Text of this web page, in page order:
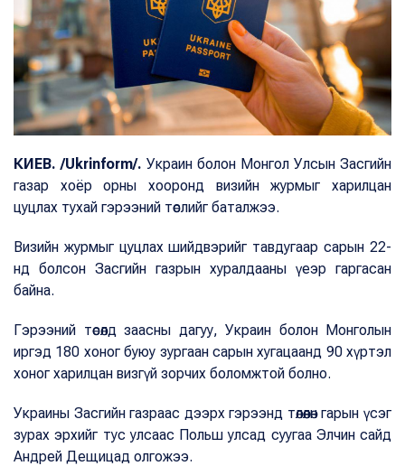
КИЕВ. /Ukrinform/. Украин болон Монгол Улсын Засгийн
газар хоёр орны хооронд визийн журмыг харилцан
цуцлах тухай гэрээний төслийг баталжээ.
Визийн журмыг цуцлах шийдвэрийг тавдугаар сарын 22-
нд болсон Засгийн газрын хуралдааны үеэр гаргасан
байна.
Гэрээний төсөлд заасны дагуу, Украин болон Монголын
иргэд 180 хоног буюу зургаан сарын хугацаанд 90 хүртэл
хоног харилцан визгүй зорчих боломжтой болно.
Украины Засгийн газраас дээрх гэрээнд төлөөлөн гарын үсэг
зурах эрхийг тус улсаас Польш улсад суугаа Элчин сайд
Андрей Дещицад олгожээ.